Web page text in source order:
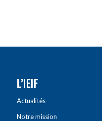
L’IEIF
Actualités
Notre mission